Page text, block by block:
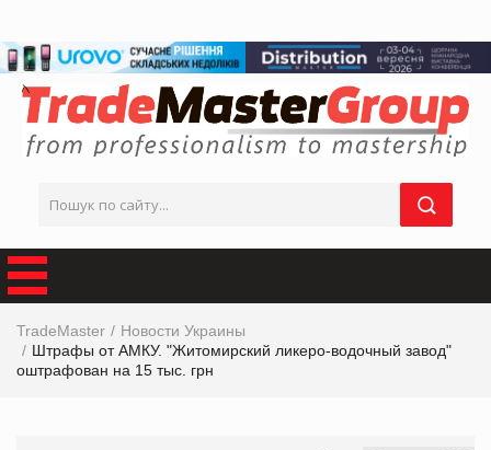
TradeMaster
Новости Украины
Штрафы от АМКУ. "Житомирский ликеро-водочный завод"
оштрафован на 15 тыс. грн